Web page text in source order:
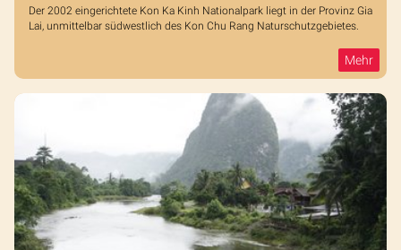
Der 2002 eingerichtete Kon Ka Kinh Nationalpark liegt in der Provinz Gia
Lai, unmittelbar südwestlich des Kon Chu Rang Naturschutzgebietes.
Mehr